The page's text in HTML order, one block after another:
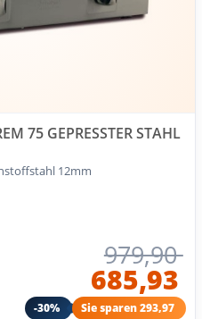
75 GEPRESSTER STAHL
12mm
979,90
685,93
-30% Sie sparen 293,97